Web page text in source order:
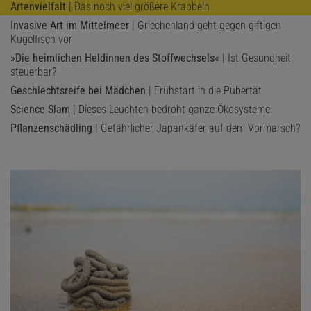
Artenvielfalt | Das noch viel größere Krabbeln
Invasive Art im Mittelmeer | Griechenland geht gegen giftigen
Kugelfisch vor
»Die heimlichen Heldinnen des Stoffwechsels« | Ist Gesundheit
steuerbar?
Geschlechtsreife bei Mädchen | Frühstart in die Pubertät
Science Slam | Dieses Leuchten bedroht ganze Ökosysteme
Pflanzenschädling | Gefährlicher Japankäfer auf dem Vormarsch?